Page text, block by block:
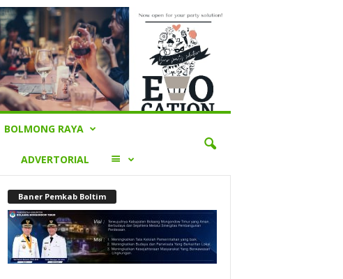
BOLMONG RAYA
ADVERTORIAL LAINNYA
Baner Pemkab Boltim